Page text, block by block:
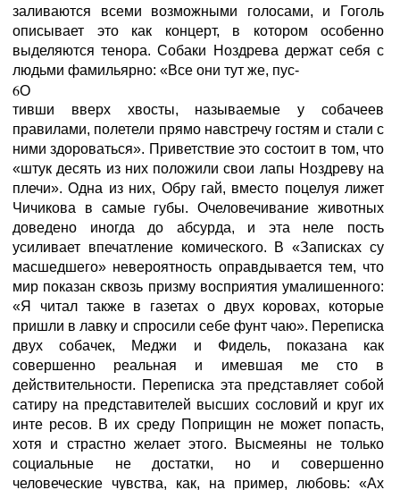
заливаются всеми возможными голосами, и Гоголь
описывает это как концерт, в котором особенно
выделяются тенора. Собаки Ноздрева держат себя с
людьми фамильярно: «Все они тут же, пус-
6О
тивши вверх хвосты, называемые у собачеев
правилами, полетели прямо навстречу гостям и стали с
ними здороваться». Приветствие это состоит в том, что
«штук десять из них положили свои лапы Ноздреву на
плечи». Одна из них, Обру гай, вместо поцелуя лижет
Чичикова в самые губы. Очеловечивание животных
доведено иногда до абсурда, и эта неле пость
усиливает впечатление комического. В «Записках су
масшедшего» невероятность оправдывается тем, что
мир показан сквозь призму восприятия умалишенного:
«Я читал также в газетах о двух коровах, которые
пришли в лавку и спросили себе фунт чаю». Переписка
двух собачек, Меджи и Фидель, показана как
совершенно реальная и имевшая ме сто в
действительности. Переписка эта представляет собой
сатиру на представителей высших сословий и круг их
инте ресов. В их среду Поприщин не может попасть,
хотя и страстно желает этого. Высмеяны не только
социальные не достатки, но и совершенно
человеческие чувства, как, на пример, любовь: «Ах